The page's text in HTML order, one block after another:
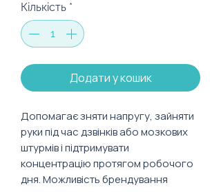
Кількість *
Додати у кошик
Допомагає зняти напругу, зайняти
руки під час дзвінків або мозкових
штурмів і підтримувати
концентрацію протягом робочого
дня. Можливість брендування